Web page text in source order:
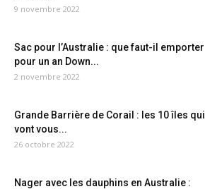
9 novembre 2022
Sac pour l’Australie : que faut-il emporter
pour un an Down...
2 novembre 2022
Grande Barrière de Corail : les 10 îles qui
vont vous...
26 octobre 2022
Nager avec les dauphins en Australie :